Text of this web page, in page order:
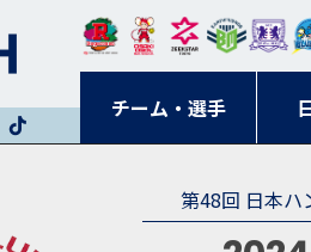
チーム・選手
東日
本レ
ガロ
オー
ソル
埼玉
クス
ター
東京
BM
川
ー
第48回 日本ハ